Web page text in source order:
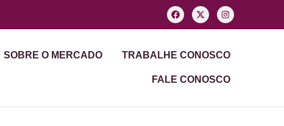
SOBRE O MERCADO TRABALHE CONOSCO
FALE CONOSCO